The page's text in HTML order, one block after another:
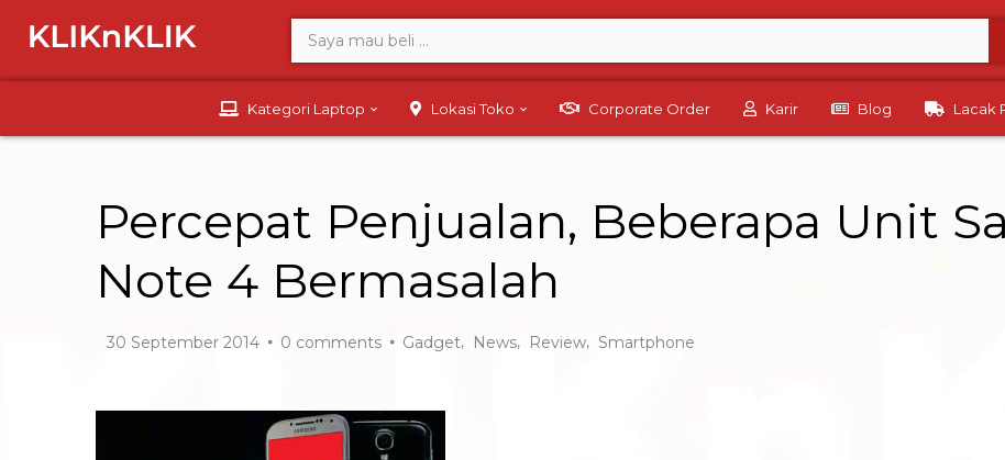
Kategori Laptop Lokasi Toko Corporate Order Karir Blog Lacak
Percepat Penjualan, Beberapa Unit
Note 4 Bermasalah
30 September 2014 0 comments Gadget, News, Review, Smartphone